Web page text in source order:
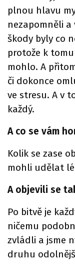
plnou hlavu
nezapomněli a
škody byly co
protože k
mohlo. A
či dokonce
ve stresu. A v
každý.
A co se vám
Kolik se zase
mohli udělat
A objevili se
Po bitvě je
ničemu
zvládli a jsme
druhu